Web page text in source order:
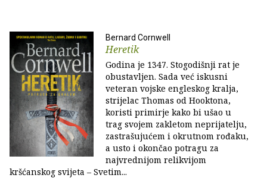
Bernard Cornwell
Heretik
Godina je 1347. Stogodišnji rat je
obustavljen. Sada već iskusni
veteran vojske engleskog kralja,
strijelac Thomas od Hooktona,
koristi primirje kako bi ušao u
trag svojem zakletom neprijatelju,
zastrašujućem i okrutnom rođaku,
a usto i okončao potragu za
najvrednijom relikvijom
kršćanskog svijeta – Svetim...